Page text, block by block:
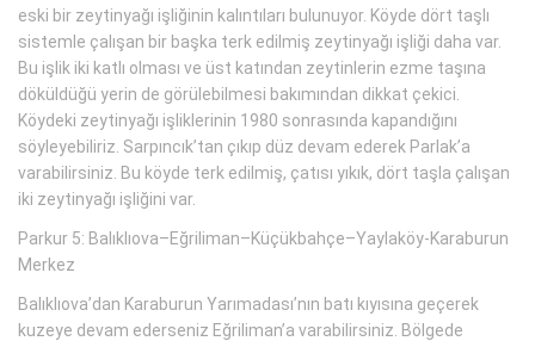
eski bir zeytinyağı işliğinin kalıntıları bulunuyor. Köyde dört taşlı
sistemle çalışan bir başka terk edilmiş zeytinyağı işliği daha var.
Bu işlik iki katlı olması ve üst katından zeytinlerin ezme taşına
döküldüğü yerin de görülebilmesi bakımından dikkat çekici.
Köydeki zeytinyağı işliklerinin 1980 sonrasında kapandığını
söyleyebiliriz. Sarpıncık’tan çıkıp düz devam ederek Parlak’a
varabilirsiniz. Bu köyde terk edilmiş, çatısı yıkık, dört taşla çalışan
iki zeytinyağı işliğini var.
Parkur 5: Balıklıova–Eğriliman–Küçükbahçe–Yaylaköy-Karaburun
Merkez
Balıklıova’dan Karaburun Yarımadası’nın batı kıyısına geçerek
kuzeye devam ederseniz Eğriliman’a varabilirsiniz. Bölgede